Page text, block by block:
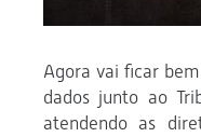
Agora vai ficar
dados junto ao
atendendo as